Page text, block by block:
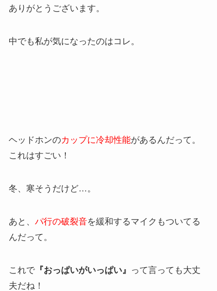
ありがとうございます。
中でも私が気になったのはコレ。
ヘッドホンのカップに冷却性能があるんだって。
これはすごい！
冬、寒そうだけど…。
あと、 パ行の破裂音を緩和するマイクもついてる
んだって。
これで『おっぱいがいっぱい』 って言っても大丈
夫だね！